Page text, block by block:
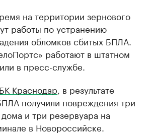
на территории зернового
работы по устранению
обломков сбитых БПЛА.
работают в штатном
в пресс-службе.
Краснодар , в результате
получили повреждения три
и три резервуара на
в Новороссийске.